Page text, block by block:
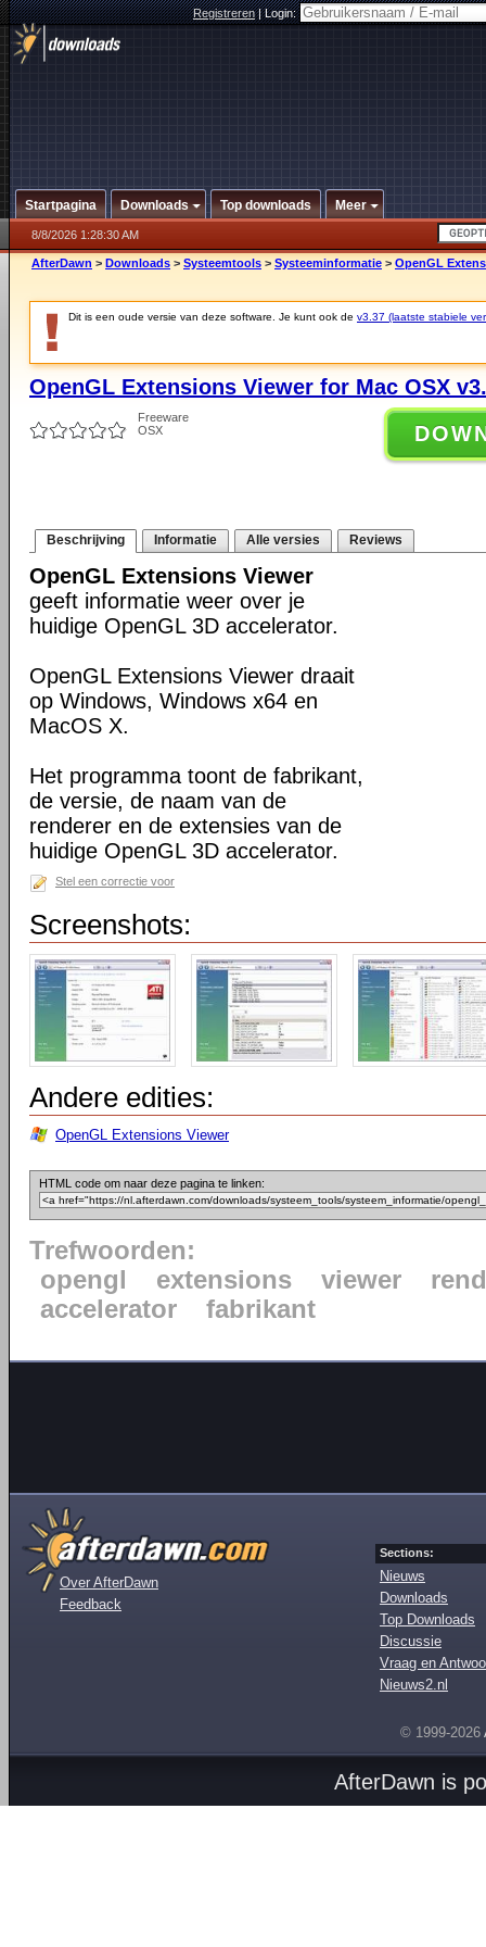
Registreren|Login:
Startpagina Downloads Top downloads Meer
8/8/2026 1:28:30 AM
AfterDawn > Downloads > Systeemtools > Systeeminformatie > OpenGL
Dit is een oude versie van deze software. Je kunt ook de v3.37 (laatste stabiele
OpenGL Extensions Viewer for Mac OSX
Freeware
OSX
Beschrijving Informatie Alle versies Reviews
OpenGL Extensions Viewer
geeft informatie weer over je
huidige OpenGL 3D accelerator.
OpenGL Extensions Viewer draait
op Windows, Windows x64 en
MacOS X.
Het programma toont de fabrikant,
de versie, de naam van de
renderer en de extensies van de
huidige OpenGL 3D accelerator.
Stel een correctie voor
Screenshots:
Andere edities:
OpenGL Extensions Viewer
HTML code om naar deze pagina te linken:
Trefwoorden:
opengl
extensions viewer
accelerator
fabrikant
Over AfterDawn
Feedback
Sections:
Nieuws
Downloads
Top Downloads
Discussie
Vraag en
Nieuws2.nl
© 1999-2026
AfterDawn is